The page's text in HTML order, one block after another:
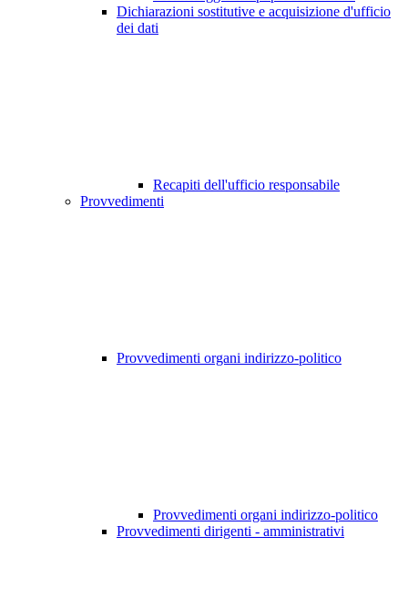
Dichiarazioni sostitutive e acquisizione d'ufficio
dei dati
Recapiti dell'ufficio responsabile
Provvedimenti
Provvedimenti organi indirizzo-politico
Provvedimenti organi indirizzo-politico
Provvedimenti dirigenti - amministrativi